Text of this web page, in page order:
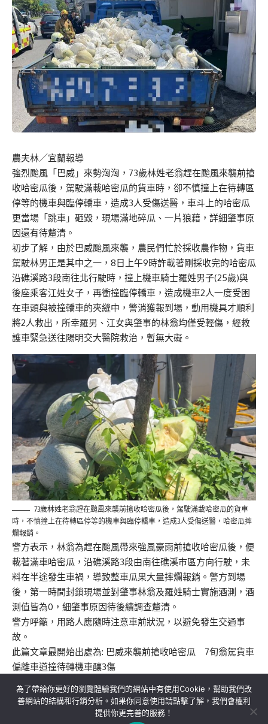
農夫林／宜蘭報導
強烈颱風「巴威」來勢洶洶，73歲林姓老翁趕在颱風來襲前搶
收哈密瓜後，駕駛滿載哈密瓜的貨車時，卻不慎撞上在待轉區
停等的機車與臨停轎車，造成3人受傷送醫，車斗上的哈密瓜
更當場「跳車」砸毀，現場滿地碎瓜、一片狼藉，詳細肇事原
因還有待釐清。
初步了解，由於巴威颱風來襲，農民們忙於採收農作物，貨車
駕駛林男正是其中之一，8日上午9時許載著剛採收完的哈密瓜
沿礁溪路3段南往北行駛時，撞上機車騎士羅姓男子(25歲)與
後座乘客江姓女子，再衝撞臨停轎車，造成機車2人一度受困
在車頭與被撞轎車的夾縫中，警消獲報到場，動用機具才順利
將2人救出，所幸羅男、江女與肇事的林翁均僅受輕傷，經救
護車緊急送往陽明交大醫院救治，暫無大礙。
73歲林姓老翁趕在颱風來襲前搶收哈密瓜後，駕駛滿載哈密瓜的貨車
時，不慎撞上在待轉區停等的機車與臨停轎車，造成3人受傷送醫，哈密瓜摔
爛報銷。
警方表示，林翁為趕在颱風帶來強風豪雨前搶收哈密瓜後，便
載著滿車哈密瓜，沿礁溪路3段由南往礁溪市區方向行駛，未
料在半途發生車禍，導致整車瓜果大量摔爛報銷。警方到場
後，第一時間封鎖現場並對肇事林翁及羅姓騎士實施酒測，酒
測值皆為0，細肇事原因待後續調查釐清。
警方呼籲，用路人應隨時注意車前狀況，以避免發生交通事
故。
此篇文章最開始出處為: 巴威來襲前搶收哈密瓜 7旬翁駕貨車
偏離車道撞待轉機車釀3傷
關於我們 隱私權政策 聯絡我們
為了帶給你更好的瀏覽體驗我們的網站中有使用Cookie，幫助我們改
善網站的結構和行銷分析。如果你同意使用請點擊了解，我們會權利
提供你更完善的服務！